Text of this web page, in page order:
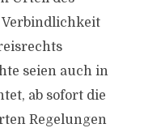
Verbindlichkeit
seien auch in
ab sofort die
Regelungen